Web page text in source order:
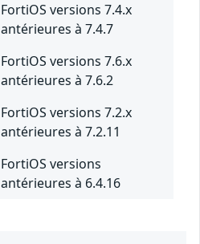
FortiOS versions 7.4.x
antérieures à 7.4.7
FortiOS versions 7.6.x
antérieures à 7.6.2
FortiOS versions 7.2.x
antérieures à 7.2.11
FortiOS versions
antérieures à 6.4.16